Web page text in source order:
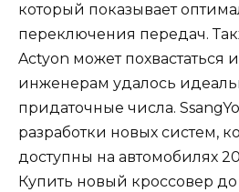
который показывает
переключения передач.
Actyon может похвастаться
инженерам удалось
придаточные числа.
разработки новых систем,
доступны на автомобилях
Купить новый кроссовер